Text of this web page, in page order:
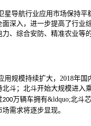
星导航行业应用市场保持平
深入，进一步提高了行业
、综合安防、精准农业等
用规模持续扩大， 2018年国
斗；北斗开始大规模进入
200 万辆车拥有&ldquo;北斗
需求将逐步显现。